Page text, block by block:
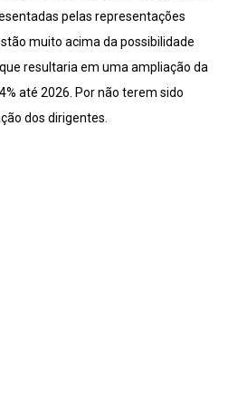
pelas representações
muito acima da possibilidade
resultaria em uma ampliação da
até 2026. Por não terem sido
dos dirigentes.